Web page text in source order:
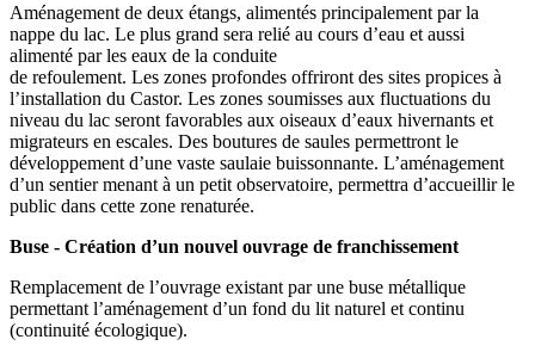
Aménagement de deux étangs, alimentés principalement par la
nappe du lac. Le plus grand sera relié au cours d’eau et aussi
alimenté par les eaux de la conduite
de refoulement. Les zones profondes offriront des sites propices à
l’installation du Castor. Les zones soumisses aux fluctuations du
niveau du lac seront favorables aux oiseaux d’eaux hivernants et
migrateurs en escales. Des boutures de saules permettront le
développement d’une vaste saulaie buissonnante. L’aménagement
d’un sentier menant à un petit observatoire, permettra d’accueillir le
public dans cette zone renaturée.
Buse - Création d’un nouvel ouvrage de franchissement
Remplacement de l’ouvrage existant par une buse métallique
permettant l’aménagement d’un fond du lit naturel et continu
(continuité écologique).